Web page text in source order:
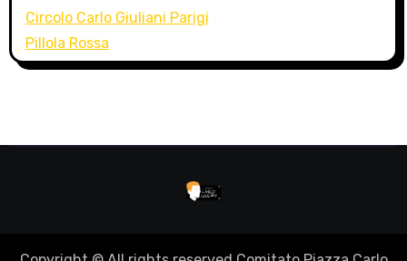
Circolo Carlo Giuliani Parigi
Pillola Rossa